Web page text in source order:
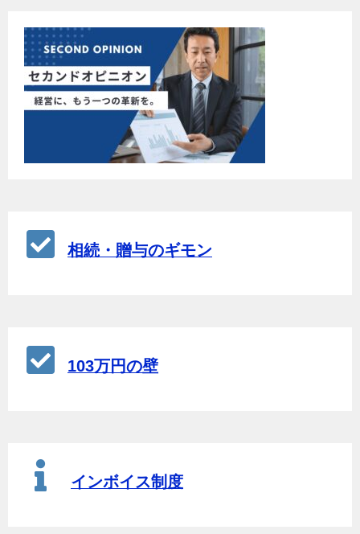
相続・贈与のギモン
103万円の壁
インボイス制度